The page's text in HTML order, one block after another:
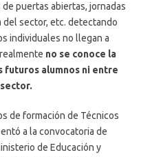
puertas abiertas, jornadas
del sector, etc. detectando
individuales no llegan a
no se conoce la
futuros alumnos ni entre
de formación de Técnicos
a la convocatoria de
de Educación y